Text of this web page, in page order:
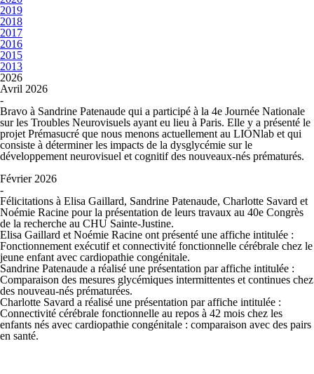
2019
2018
2017
2016
2015
2013
2026
Avril 2026
-
Bravo à Sandrine Patenaude qui a participé à la 4e Journée Nationale
sur les Troubles Neurovisuels ayant eu lieu à Paris. Elle y a présenté le
projet Prémasucré que nous menons actuellement au LIONlab et qui
consiste à déterminer les impacts de la dysglycémie sur le
développement neurovisuel et cognitif des nouveaux-nés prématurés.
Février 2026
-
Félicitations à Elisa Gaillard, Sandrine Patenaude, Charlotte Savard et
Noémie Racine pour la présentation de leurs travaux au 40e Congrès
de la recherche au CHU Sainte-Justine.
Elisa Gaillard et Noémie Racine ont présenté une affiche intitulée :
Fonctionnement exécutif et connectivité fonctionnelle cérébrale chez le
jeune enfant avec cardiopathie congénitale.
Sandrine Patenaude a réalisé une présentation par affiche intitulée :
Comparaison des mesures glycémiques intermittentes et continues chez
des nouveau-nés prématurées.
Charlotte Savard a réalisé une présentation par affiche intitulée :
Connectivité cérébrale fonctionnelle au repos à 42 mois chez les
enfants nés avec cardiopathie congénitale : comparaison avec des pairs
en santé.